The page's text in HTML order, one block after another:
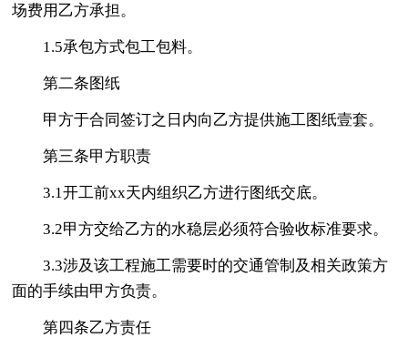
场费用乙方承担。
1.5承包方式包工包料。
第二条图纸
甲方于合同签订之日内向乙方提供施工图纸壹套。
第三条甲方职责
3.1开工前xx天内组织乙方进行图纸交底。
3.2甲方交给乙方的水稳层必须符合验收标准要求。
3.3涉及该工程施工需要时的交通管制及相关政策方
面的手续由甲方负责。
第四条乙方责任